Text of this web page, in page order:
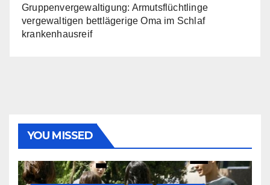
Gruppenvergewaltigung: Armutsflüchtlinge
vergewaltigen bettlägerige Oma im Schlaf
krankenhausreif
YOU MISSED